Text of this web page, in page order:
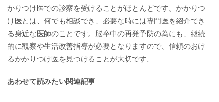
かりつけ医での診察を受けることがほとんどです。かかりつ
け医とは、何でも相談でき、必要な時には専門医を紹介でき
る身近な医師のことです。脳卒中の再発予防の為にも、継続
的に観察や生活改善指導が必要となりますので、信頼のおけ
るかかりつけ医を見つけることが大切です。
あわせて読みたい関連記事